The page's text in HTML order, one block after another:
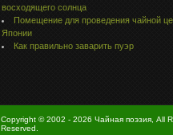
восходящего солнца
Помещение для проведения чайной
Японии
Как правильно заварить пуэр
Copyright © 2002 - 2026 Чайная поэзия, All
Reserved.